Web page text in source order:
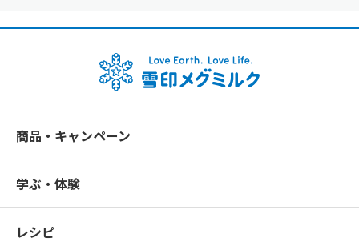
商品・キャンペーン
学ぶ・体験
レシピ